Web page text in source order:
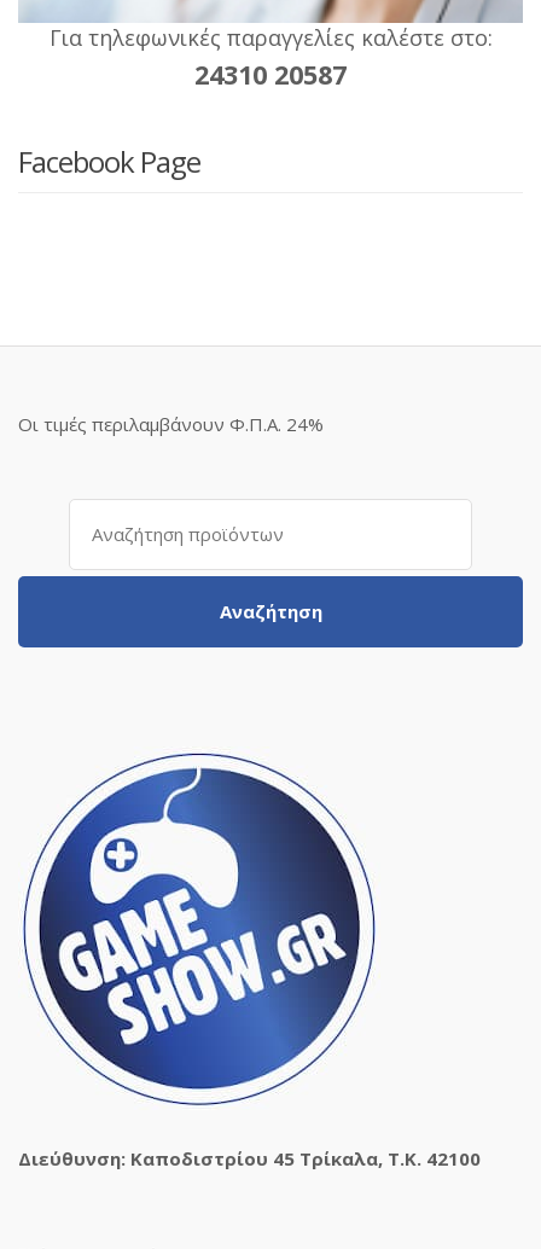
Για τηλεφωνικές παραγγελίες καλέστε στο:
24310 20587
Facebook Page
Οι τιμές περιλαμβάνουν Φ.Π.Α. 24%
Αναζήτηση
Αναζήτηση
Διεύθυνση: Καποδιστρίου 45 Τρίκαλα, Τ.Κ. 42100